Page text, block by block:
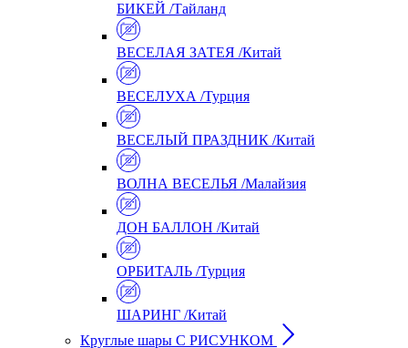
БИКЕЙ /Тайланд
ВЕСЕЛАЯ ЗАТЕЯ /Китай
ВЕСЕЛУХА /Турция
ВЕСЕЛЫЙ ПРАЗДНИК /Китай
ВОЛНА ВЕСЕЛЬЯ /Малайзия
ДОН БАЛЛОН /Китай
ОРБИТАЛЬ /Турция
ШАРИНГ /Китай
Круглые шары С РИСУНКОМ